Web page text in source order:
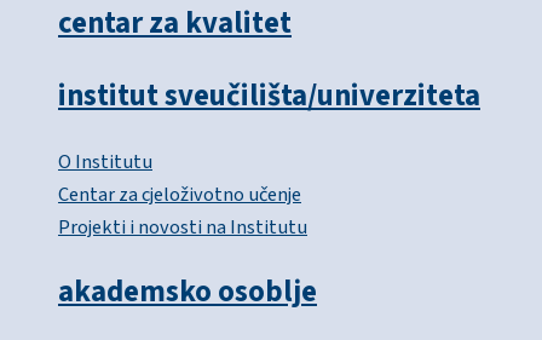
centar za kvalitet
institut sveučilišta/univerziteta
O Institutu
Centar za cjeloživotno učenje
Projekti i novosti na Institutu
akademsko osoblje